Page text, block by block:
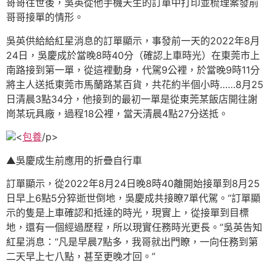
哥哥往世後，吳英從他手機天生的訂單中打印並梳理案發前
哥哥接單的情形。
吳英供給給紅星消息的訂單顯示，事發前一天的2022年8月
24日，吳慶成於當晚8時40分（確認上車時光）在東莞市上
南路接到第一單，從這裡動身，代駕9公裡，於當晚9時11分
將主人送抵東莞市馬蘭路某百貨，共花約半個小時……8月25
日清晨3點34分，他接到的最初一單是從東莞某飯店開往謝
崗某玩具廠，過程18公裡，當天清晨4點27分送抵。
<包養/p>
▲吳慶成生前應用的折疊自行車
訂單顯示，從2022年8月24日晚8時40離開始接單到8月25
日早上6點5分猝逝世倒地，吳慶成共接瞭7單代駕。“訂單顯
示的隻是上車確認和抵達的時光，現實上，從接單到目標
地，還有一個經過歷程，所以現實任務時光更長。”吳英告知
紅星消息：“凡是早晨7點多，我哥就出門瞭，一向任務到第
二天早上七八點，甚至更晚才回。”